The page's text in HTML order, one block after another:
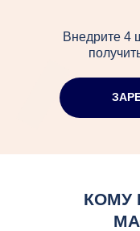
Внедрите 4
КОМУ